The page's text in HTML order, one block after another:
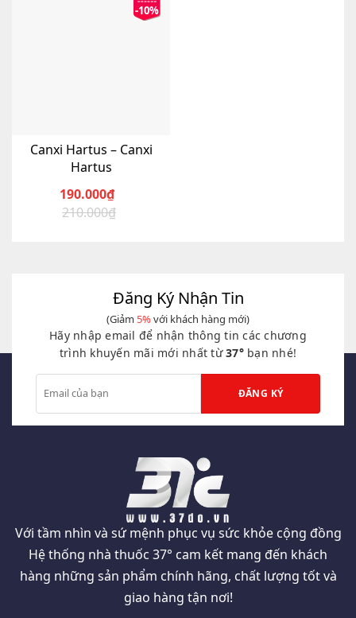
-10%
Canxi Hartus – Canxi
Hartus
210.000₫
Giá
190.000₫
Giá
Đăng Ký Nhận Tin
(Giảm 5%với khách hàng mới)
Hãy nhập email để nhận thông tin các chương
trình khuyến mãi mới nhất từ37°bạn nhé!
Với tầm nhìn và sứ mệnh phục vụ sức khỏe cộng đồng
Hệ thống nhà thuốc 37° cam kết mang đến khách
hàng những sản phẩm chính hãng, chất lượng tốt và
giao hàng tận nơi!